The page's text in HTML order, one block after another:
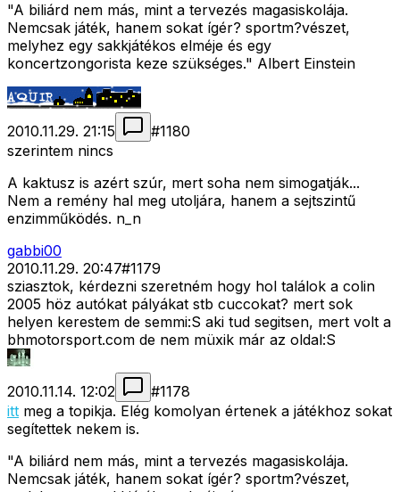
"A biliárd nem más, mint a tervezés magasiskolája.
Nemcsak játék, hanem sokat ígér? sportm?vészet,
melyhez egy sakkjátékos elméje és egy
koncertzongorista keze szükséges." Albert Einstein
2010.11.29. 21:15 #1180
szerintem nincs
A kaktusz is azért szúr, mert soha nem simogatják...
Nem a remény hal meg utoljára, hanem a sejtszintű
enzimműködés. n_n
gabbi00
2010.11.29. 20:47#1179
sziasztok, kérdezni szeretném hogy hol találok a colin
2005 höz autókat pályákat stb cuccokat? mert sok
helyen kerestem de semmi:S aki tud segitsen, mert volt a
bhmotorsport.com de nem müxik már az oldal:S
2010.11.14. 12:02 #1178
itt meg a topikja. Elég komolyan értenek a játékhoz sokat
segítettek nekem is.
"A biliárd nem más, mint a tervezés magasiskolája.
Nemcsak játék, hanem sokat ígér? sportm?vészet,